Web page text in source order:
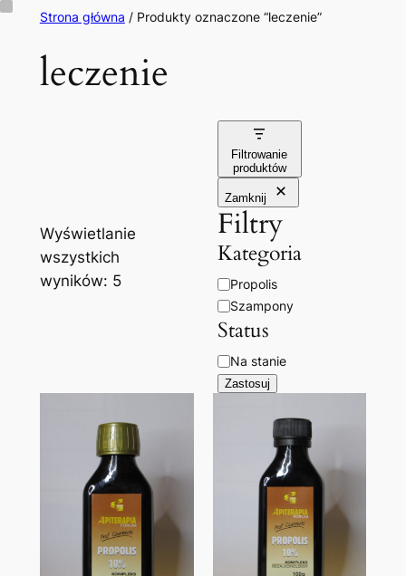
PrzejdźStrona główna / Produkty oznaczone “leczenie”
leczenie
Wyświetlanie
wszystkich
wyników: 5
Filtrowanie
produktów
Zamknij
Filtry
Kategoria
Kategoria
Propolis
Szampony
Status
Dostępność
Na stanie
Zastosuj